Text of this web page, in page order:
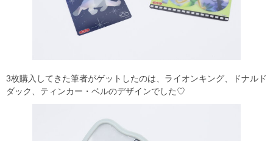
3枚購入してきた筆者がゲットしたのは、ライオンキング、ドナルド
ダック、ティンカー・ベルのデザインでした♡